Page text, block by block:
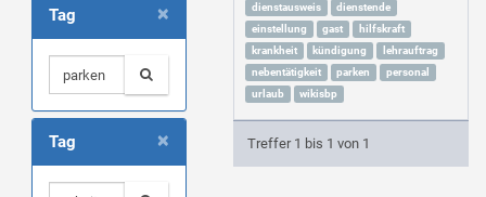
×
Tag
×
Tag
dienstausweis
dienstende
einstellung
gast
hilfskraft
krankheit
kündigung
lehrauftrag
nebentätigkeit
parken
personal
urlaub
wikisbp
Treffer 1 bis 1 von 1